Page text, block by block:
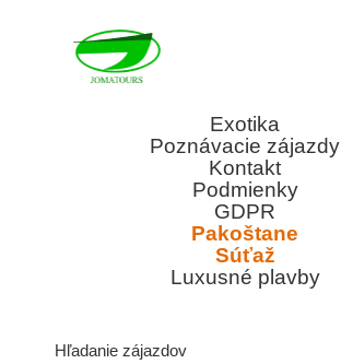
Exotika
Poznávacie zájazdy
Kontakt
Podmienky
GDPR
Pakoštane
Súťaž
Luxusné plavby
Hľadanie zájazdov